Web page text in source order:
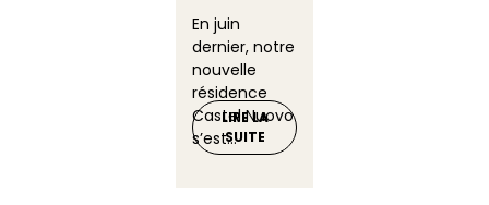
En juin
dernier, notre
nouvelle
résidence
Castel Nuovo
s’est...
LIRE LA
SUITE